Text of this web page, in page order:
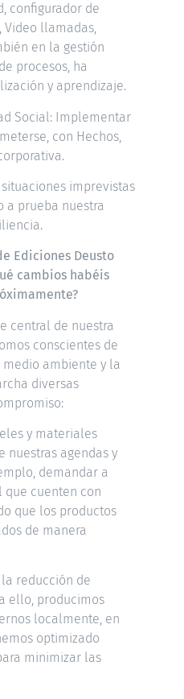
configurador de
Video llamadas,
en la gestión
procesos, ha
y aprendizaje.
Social: Implementar
con Hechos,
imprevistas
a prueba nuestra
Ediciones Deusto
cambios habéis
central de nuestra
conscientes de
ambiente y la
diversas
y materiales
nuestras agendas y
demandar a
que cuenten con
que los productos
de manera
reducción de
ello, producimos
localmente, en
optimizado
minimizar las